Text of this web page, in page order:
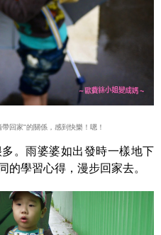
回家"的關係，感到快樂！嗯！
。雨婆婆如出發時一樣地下
的學習心得，漫步回家去。